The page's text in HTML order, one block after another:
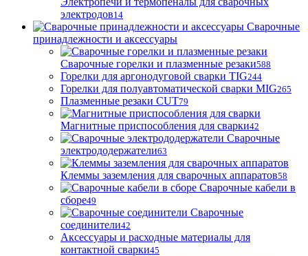
электродов14
Сварочные
принадлежности и аксессуары
Сварочные горелки и плазменные резаки588
Горелки для аргонодуговой сварки TIG244
Горелки для полуавтоматической сварки MIG265
Плазменные резаки CUT79
Магнитные приспособления для сварки42
Сварочные
электрододержатели63
Клеммы заземления для сварочных аппаратов58
Сварочные кабели в
сборе49
Сварочные
соединители42
Аксессуары и расходные материалы для
контактной сварки45